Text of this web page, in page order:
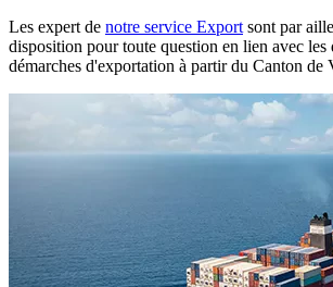
Les expert de notre service Export sont par
disposition pour toute question en lien avec les
démarches d'exportation à partir du Canton de